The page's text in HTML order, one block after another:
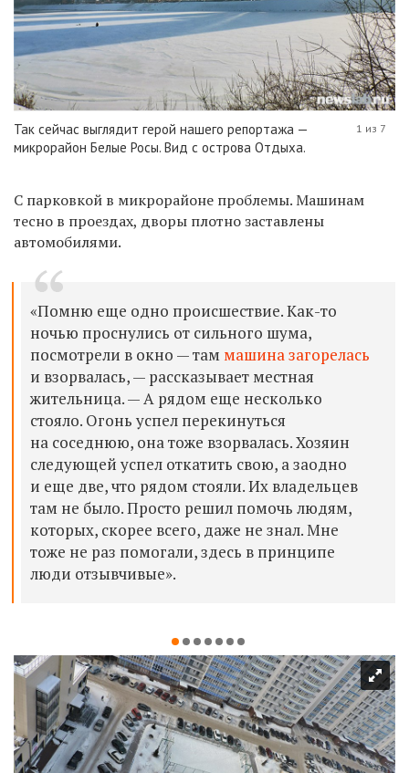
Так сейчас выглядит герой нашего репортажа —
микрорайон Белые Росы. Вид с острова Отдыха.
1 из 7
С парковкой в микрорайоне проблемы. Машинам
тесно в проездах, дворы плотно заставлены
автомобилями.
«Помню еще одно происшествие. Как-то
ночью проснулись от сильного шума,
посмотрели в окно — там машина загорелась
и взорвалась, — рассказывает местная
жительница. — А рядом еще несколько
стояло. Огонь успел перекинуться
на соседнюю, она тоже взорвалась. Хозяин
следующей успел откатить свою, а заодно
и еще две, что рядом стояли. Их владельцев
там не было. Просто решил помочь людям,
которых, скорее всего, даже не знал. Мне
тоже не раз помогали, здесь в принципе
люди отзывчивые».